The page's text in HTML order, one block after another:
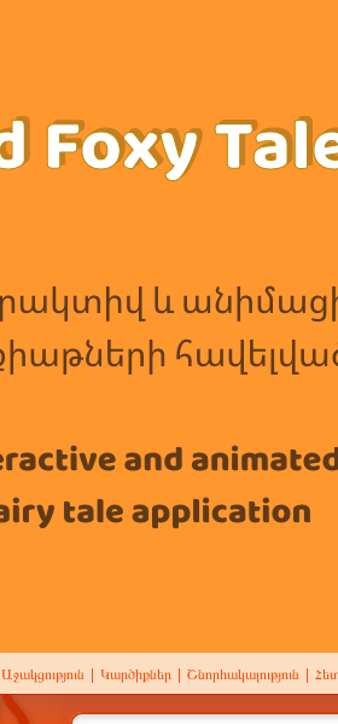
Աջակցություն Կարծիքներ Շնորհակալություն